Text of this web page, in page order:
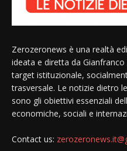
Zerozeronews è una realtà
ideata e diretta da Gianfranco
target istituzionale,
trasversale. Le notizie dietro
sono gli obiettivi essenziali
economiche, sociali e
Contact us: